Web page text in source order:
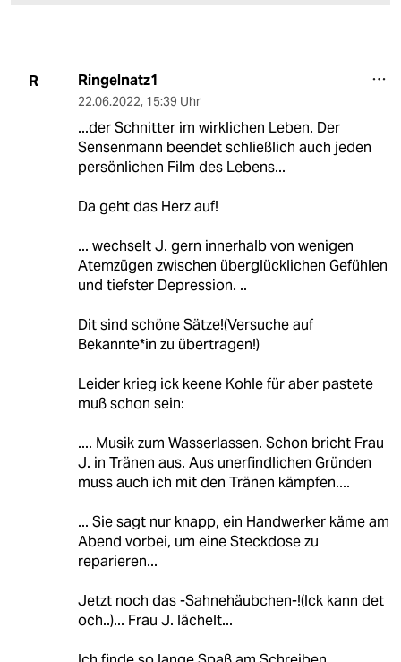
R Ringelnatz1
22.06.2022, 15:39 Uhr
...der Schnitter im wirklichen Leben. Der
Sensenmann beendet schließlich auch jeden
persönlichen Film des Lebens...
Da geht das Herz auf!
... wechselt J. gern innerhalb von wenigen
Atemzügen zwischen überglücklichen Gefühlen
und tiefster Depression. ..
Dit sind schöne Sätze!(Versuche auf
Bekannte*in zu übertragen!)
Leider krieg ick keene Kohle für aber pastete
muß schon sein:
.... Musik zum Wasserlassen. Schon bricht Frau
J. in Tränen aus. Aus unerfindlichen Gründen
muss auch ich mit den Tränen kämpfen....
... Sie sagt nur knapp, ein Handwerker käme am
Abend vorbei, um eine Steckdose zu
reparieren...
Jetzt noch das -Sahnehäubchen-!(Ick kann det
och..)... Frau J. lächelt...